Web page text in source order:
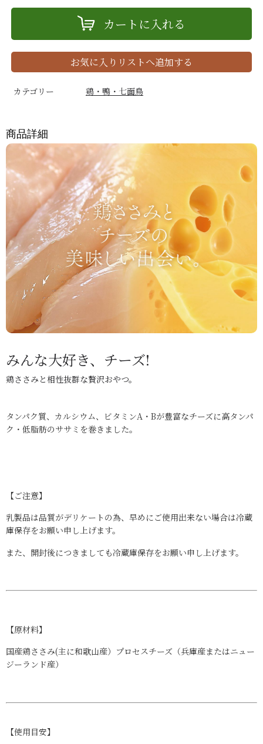
カートに入れる
お気に入りリストへ追加する
カテゴリー 鶏・鴨・七面鳥
商品詳細
みんな大好き、チーズ!
鶏ささみと相性抜群な贅沢おやつ。
タンパク質、カルシウム、ビタミンA・Bが豊富なチーズに高タンパ
ク・低脂肪のササミを巻きました。
【ご注意】
乳製品は品質がデリケートの為、早めにご使用出来ない場合は冷蔵
庫保存をお願い申し上げます。
また、開封後につきましても冷蔵庫保存をお願い申し上げます。
【原材料】
国産鶏ささみ(主に和歌山産）プロセスチーズ（兵庫産またはニュー
ジーランド産）
【使用目安】